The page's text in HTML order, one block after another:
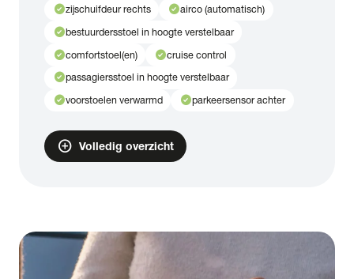
check_circlezijschuifdeur rechts check_circleairco (automatisch)
check_circlebestuurdersstoel in hoogte verstelbaar
check_circlecomfortstoel(en) check_circlecruise control
check_circlepassagiersstoel in hoogte verstelbaar
check_circlevoorstoelen verwarmd check_circleparkeersensor achter
add_circle Volledig overzicht